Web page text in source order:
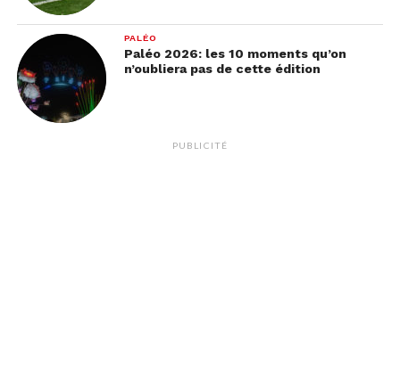
PALÉO
Paléo 2026: les 10 moments qu’on
n’oubliera pas de cette édition
PUBLICITÉ